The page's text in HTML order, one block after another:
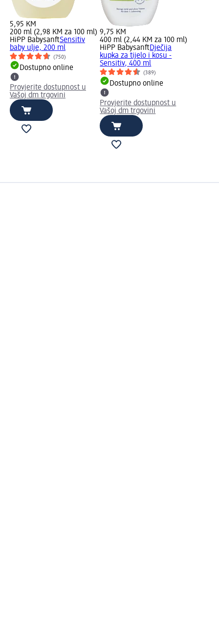
5,95 KM
200 ml (2,98 KM za 100 ml)
HiPP BabysanftSensitiv
baby ulje, 200 ml
(750)
Dostupno online
Provjerite dostupnost u
Vašoj dm trgovini
9,75 KM
400 ml (2,44 KM za 100 ml)
HiPP BabysanftDječija
kupka za tijelo i kosu -
Sensitiv, 400 ml
(389)
Dostupno online
Provjerite dostupnost u
Vašoj dm trgovini